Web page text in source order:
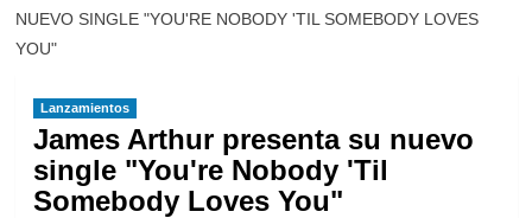
NUEVO SINGLE "YOU'RE NOBODY 'TIL SOMEBODY LOVES
YOU"
Lanzamientos
James Arthur presenta su nuevo
single "You're Nobody 'Til
Somebody Loves You"